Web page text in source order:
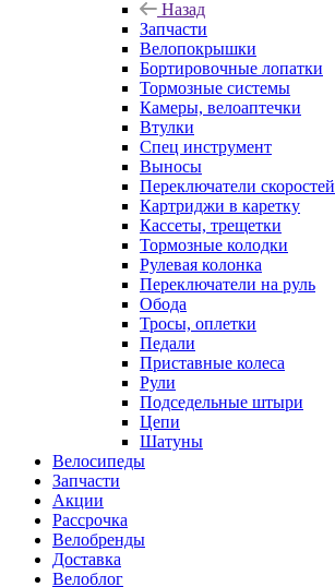
Назад
Запчасти
Велопокрышки
Бортировочные лопатки
Тормозные системы
Камеры, велоаптечки
Втулки
Спец инструмент
Выносы
Переключатели скоростей
Картриджи в каретку
Кассеты, трещетки
Тормозные колодки
Рулевая колонка
Переключатели на руль
Обода
Тросы, оплетки
Педали
Приставные колеса
Рули
Подседельные штыри
Цепи
Шатуны
Велосипеды
Запчасти
Акции
Рассрочка
Велобренды
Доставка
Велоблог